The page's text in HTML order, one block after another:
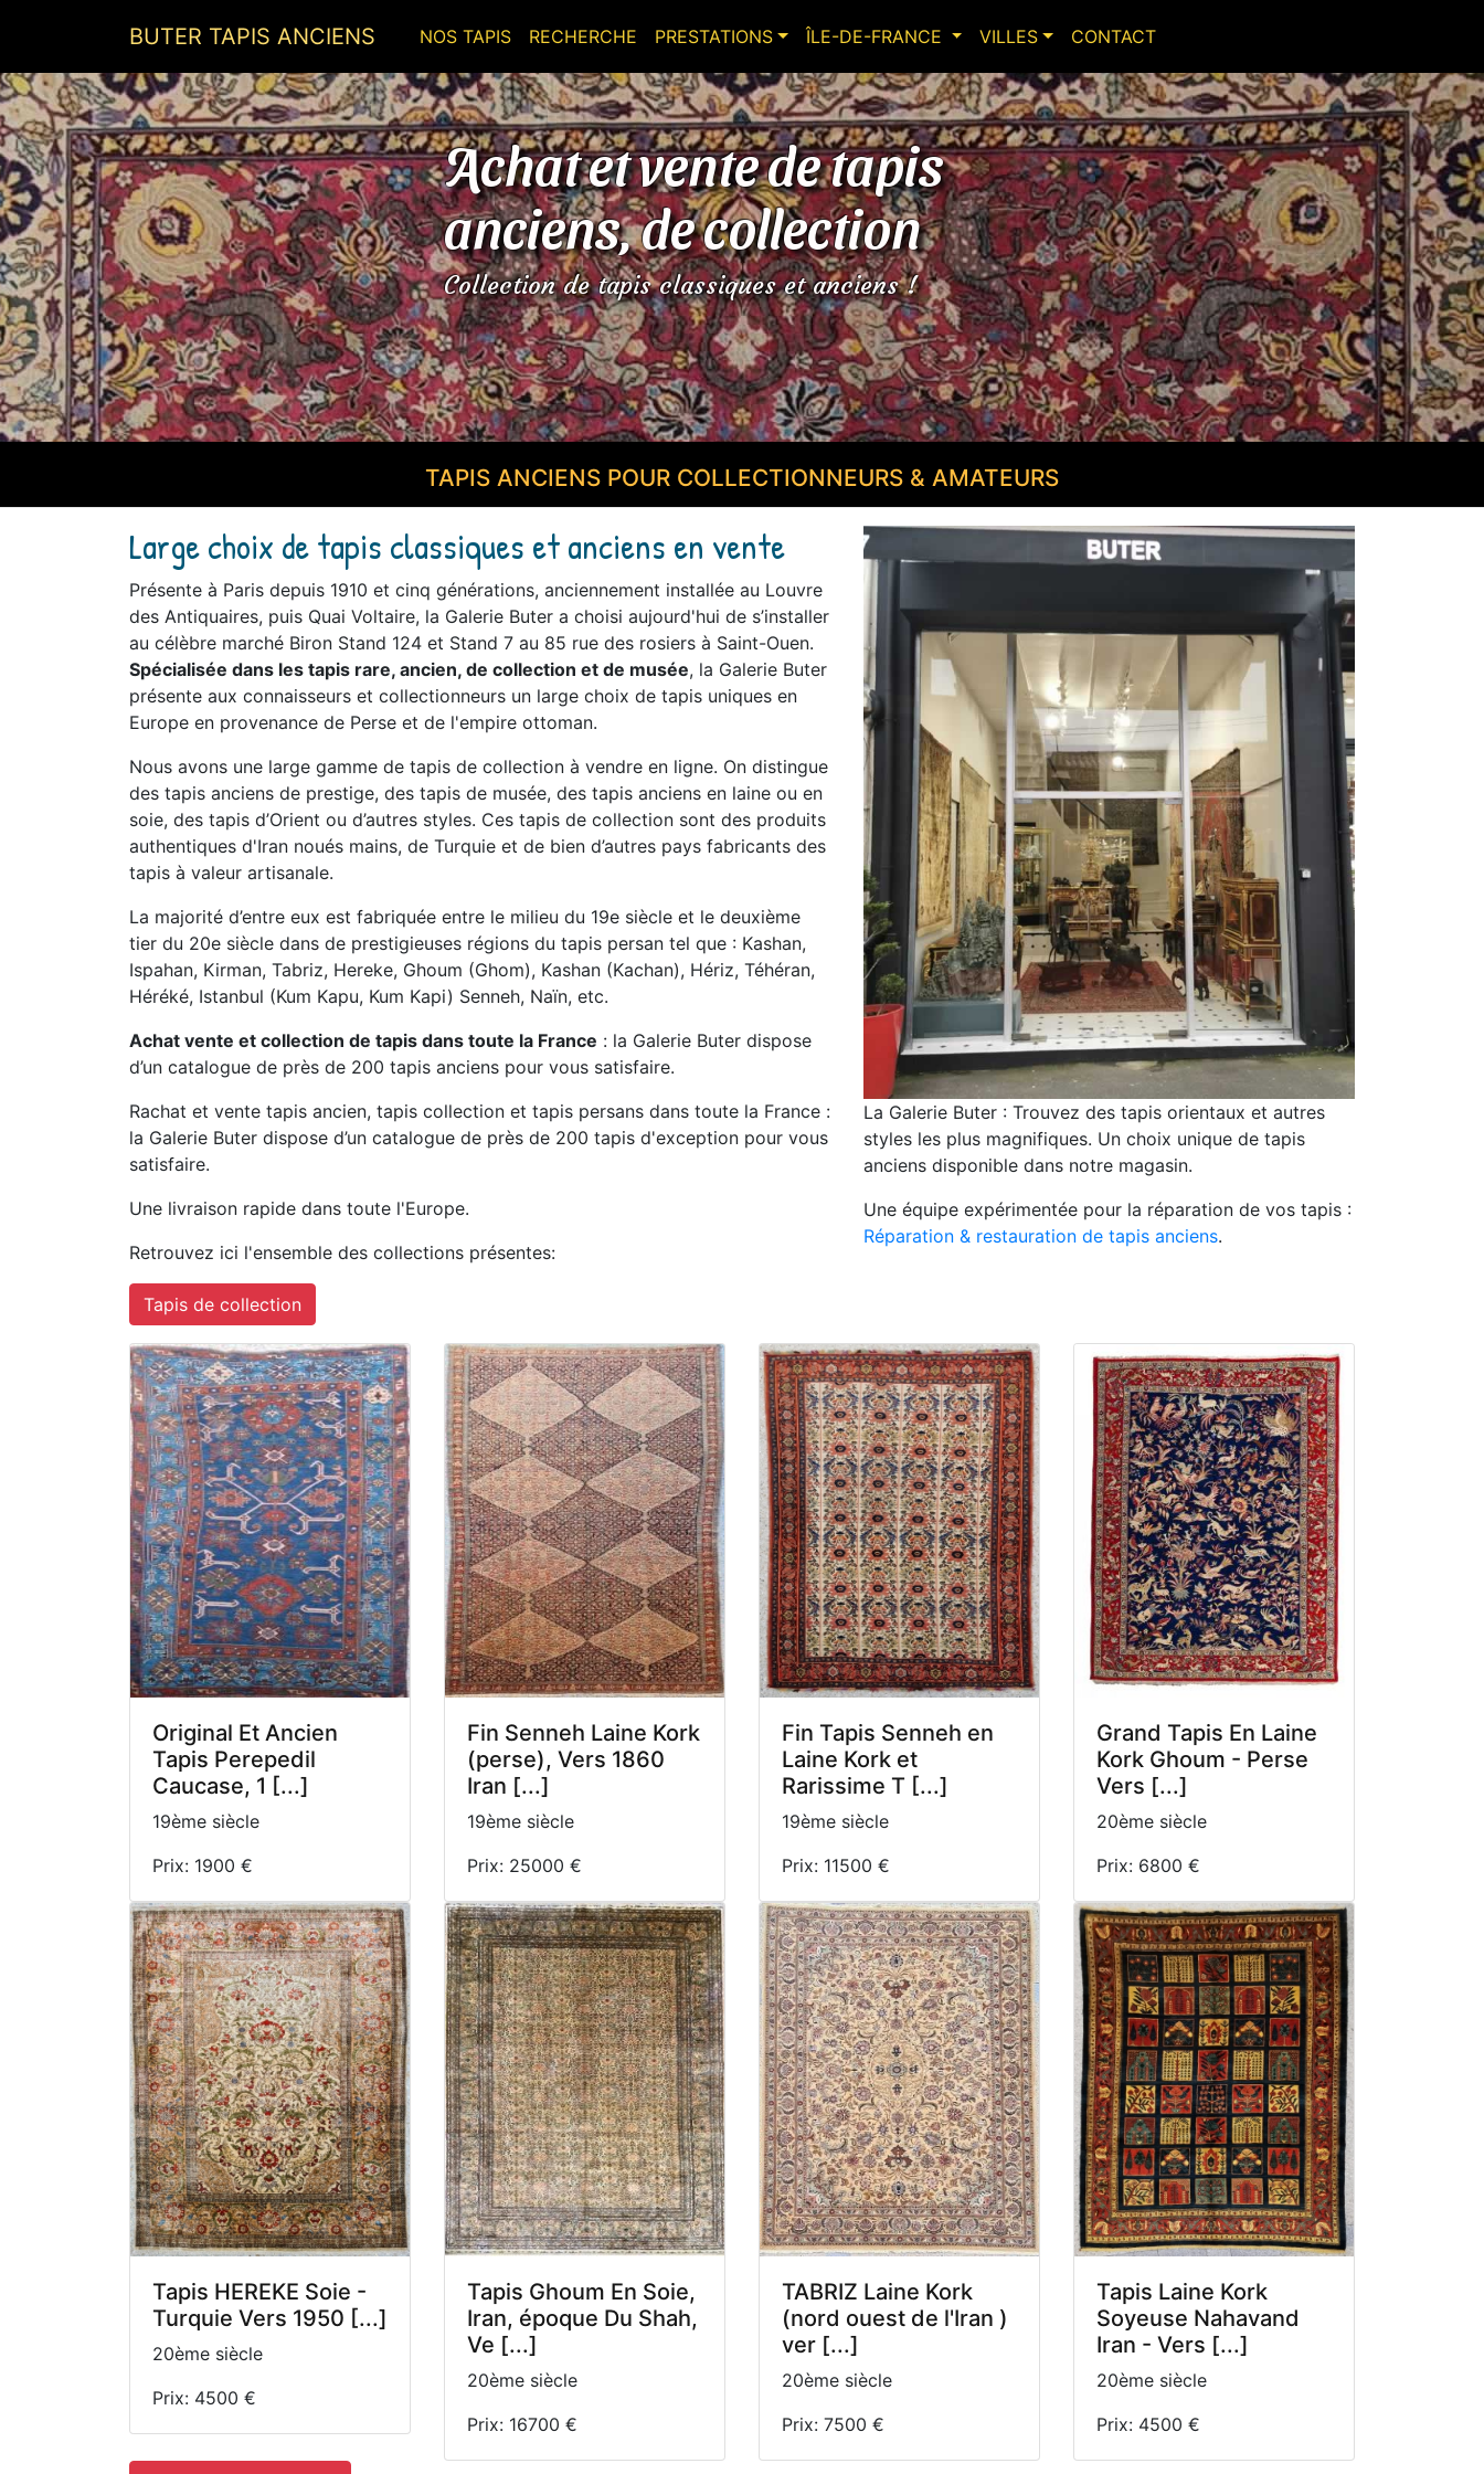
BUTER TAPIS ANCIENS NOS TAPIS RECHERCHE PRESTATIONS ÎLE-DE-FRANCE VILLES CONTACT
Achat et vente de tapis
anciens, de collection
Collection de tapis classiques et anciens !
TAPIS ANCIENS POUR COLLECTIONNEURS & AMATEURS
Large choix de tapis classiques et anciens en vente
Présente à Paris depuis 1910 et cinq générations, anciennement installée au Louvre
des Antiquaires, puis Quai Voltaire, la Galerie Buter a choisi aujourd'hui de s’installer
au célèbre marché Biron Stand 124 et Stand 7 au 85 rue des rosiers à Saint-Ouen.
Spécialisée dans les tapis rare, ancien, de collection et de musée, la Galerie Buter
présente aux connaisseurs et collectionneurs un large choix de tapis uniques en
Europe en provenance de Perse et de l'empire ottoman.
Nous avons une large gamme de tapis de collection à vendre en ligne. On distingue
des tapis anciens de prestige, des tapis de musée, des tapis anciens en laine ou en
soie, des tapis d’Orient ou d’autres styles. Ces tapis de collection sont des produits
authentiques d'Iran noués mains, de Turquie et de bien d’autres pays fabricants des
tapis à valeur artisanale.
La majorité d’entre eux est fabriquée entre le milieu du 19e siècle et le deuxième
tier du 20e siècle dans de prestigieuses régions du tapis persan tel que : Kashan,
Ispahan, Kirman, Tabriz, Hereke, Ghoum (Ghom), Kashan (Kachan), Hériz, Téhéran,
Héréké, Istanbul (Kum Kapu, Kum Kapi) Senneh, Naïn, etc.
Achat vente et collection de tapis dans toute la France : la Galerie Buter dispose
d’un catalogue de près de 200 tapis anciens pour vous satisfaire.
Rachat et vente tapis ancien, tapis collection et tapis persans dans toute la France :
la Galerie Buter dispose d’un catalogue de près de 200 tapis d'exception pour vous
satisfaire.
Une livraison rapide dans toute l'Europe.
Retrouvez ici l'ensemble des collections présentes:
La Galerie Buter : Trouvez des tapis orientaux et autres
styles les plus magnifiques. Un choix unique de tapis
anciens disponible dans notre magasin.
Une équipe expérimentée pour la réparation de vos tapis :
Réparation & restauration de tapis anciens.
Tapis de collection
Original Et Ancien
Tapis Perepedil
Caucase, 1 [...]
19ème siècle
Prix: 1900 €
Fin Senneh Laine Kork
(perse), Vers 1860
Iran [...]
19ème siècle
Prix: 25000 €
Fin Tapis Senneh en
Laine Kork et
Rarissime T [...]
19ème siècle
Prix: 11500 €
Grand Tapis En Laine
Kork Ghoum - Perse
Vers [...]
20ème siècle
Prix: 6800 €
Tapis HEREKE Soie -
Turquie Vers 1950 [...]
20ème siècle
Prix: 4500 €
Tapis Ghoum En Soie,
Iran, époque Du Shah,
Ve [...]
20ème siècle
Prix: 16700 €
TABRIZ Laine Kork
(nord ouest de l'Iran )
ver [...]
20ème siècle
Prix: 7500 €
Tapis Laine Kork
Soyeuse Nahavand
Iran - Vers [...]
20ème siècle
Prix: 4500 €